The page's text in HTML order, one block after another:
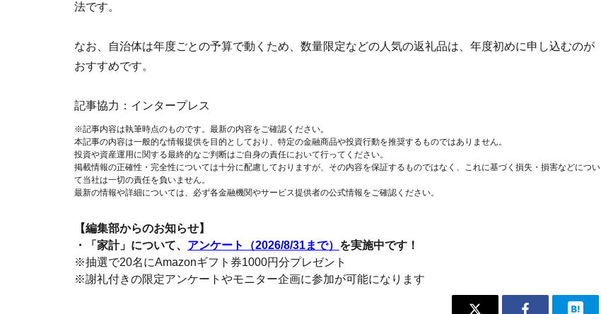
法です。
なお、自治体は年度ごとの予算で動くため、数量限定などの人気の返礼品は、年度初めに申し込むのが
おすすめです。
記事協力：インタープレス
※記事内容は執筆時点のものです。最新の内容をご確認ください。
本記事の内容は一般的な情報提供を目的としており、特定の金融商品や投資行動を推奨するものではありません。
投資や資産運用に関する最終的なご判断はご自身の責任において行ってください。
掲載情報の正確性・完全性については十分に配慮しておりますが、その内容を保証するものではなく、これに基づく損失・損害などについ
て当社は一切の責任を負いません。
最新の情報や詳細については、必ず各金融機関やサービス提供者の公式情報をご確認ください。
【編集部からのお知らせ】
・「家計」について、 アンケート（2026/8/31まで） を実施中です！
※抽選で20名にAmazonギフト券1000円分プレゼント
※謝礼付きの限定アンケートやモニター企画に参加が可能になります